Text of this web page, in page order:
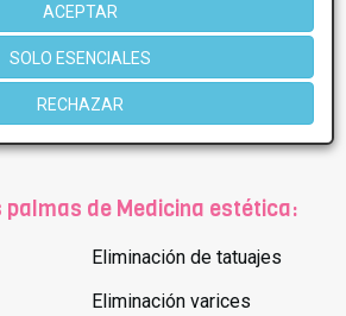
ACEPTAR
SOLO ESENCIALES
RECHAZAR
Las palmas:
palmas de Medicina estética:
Eliminación de tatuajes
Eliminación varices